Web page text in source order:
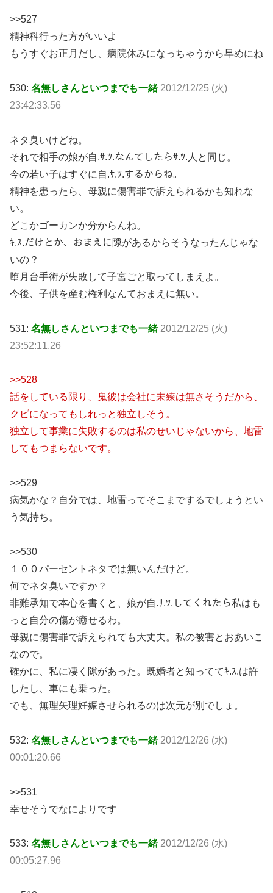
>>527
精神科行った方がいいよ
もうすぐお正月だし、病院休みになっちゃうから早めにね
530: 名無しさんといつまでも一緒 2012/12/25 (火)
23:42:33.56
ネタ臭いけどね。
それで相手の娘が自.ｻ.ﾂ.なんてしたらｻ.ﾂ.人と同じ。
今の若い子はすぐに自.ｻ.ﾂ.するからね。
精神を患ったら、母親に傷害罪で訴えられるかも知れな
い。
どこかゴーカンか分からんね。
ｷ.ｽ.だけとか、おまえに隙があるからそうなったんじゃな
いの？
堕月台手術が失敗して子宮ごと取ってしまえよ。
今後、子供を産む権利なんておまえに無い。
531: 名無しさんといつまでも一緒 2012/12/25 (火)
23:52:11.26
>>528
話をしている限り、鬼彼は会社に未練は無さそうだから、
クビになってもしれっと独立しそう。
独立して事業に失敗するのは私のせいじゃないから、地雷
してもつまらないです。
>>529
病気かな？自分では、地雷ってそこまでするでしょうとい
う気持ち。
>>530
１００パーセントネタでは無いんだけど。
何でネタ臭いですか？
非難承知で本心を書くと、娘が自.ｻ.ﾂ.してくれたら私はも
っと自分の傷が癒せるわ。
母親に傷害罪で訴えられても大丈夫。私の被害とおあいこ
なので。
確かに、私に凄く隙があった。既婚者と知っててｷ.ｽ.は許
したし、車にも乗った。
でも、無理矢理妊娠させられるのは次元が別でしょ。
532: 名無しさんといつまでも一緒 2012/12/26 (水)
00:01:20.66
>>531
幸せそうでなによりです
533: 名無しさんといつまでも一緒2012/12/26 (水)
00:05:27.96